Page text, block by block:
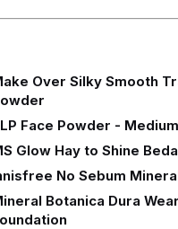
Over Silky Smooth
Face Powder -
Glow Hay to Shine
No Sebum
Botanica Dura